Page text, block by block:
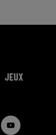
JEUX